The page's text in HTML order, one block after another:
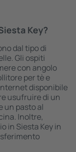
Key?
dal tipo di
Gli ospiti
con angolo
per tè e
disponibile
usufruire di un
un pasto al
Inoltre,
in Siesta Key in